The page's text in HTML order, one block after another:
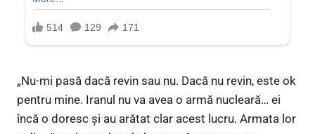
„Nu-mi pasă dacă revin sau nu. Dacă nu revin, este ok
pentru mine. Iranul nu va avea o armă nucleară… ei
încă o doresc şi au arătat clar acest lucru. Armata lor